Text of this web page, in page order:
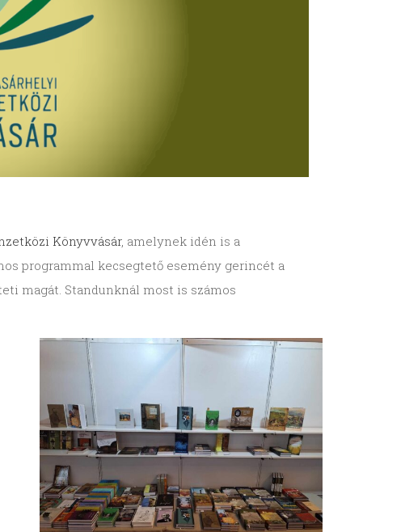
Könyvvásár, amelynek idén is a
programmal kecsegtető esemény gerincét a
magát. Standunknál most is számos